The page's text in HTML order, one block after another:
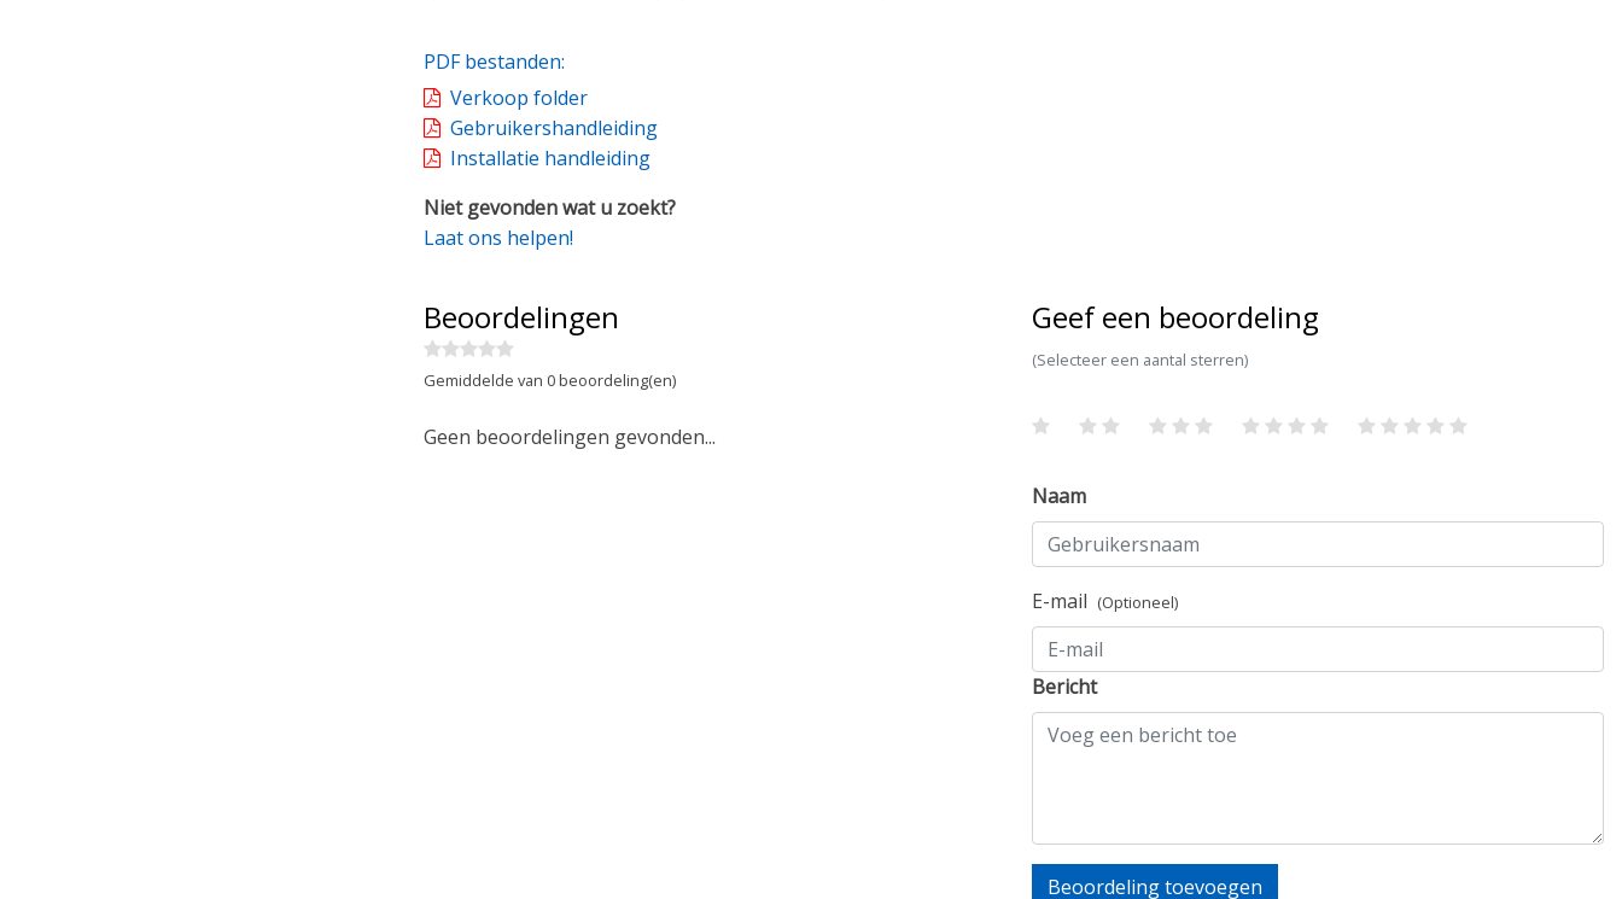
PDF bestanden:
Verkoop folder
Gebruikershandleiding
Installatie handleiding
Niet gevonden wat u zoekt?
Laat ons helpen!
Beoordelingen
Gemiddelde van 0 beoordeling(en)
Geen beoordelingen gevonden...
Geef een beoordeling
(Selecteer een aantal sterren)
Naam
E-mail (Optioneel)
Bericht
Beoordeling toevoegen